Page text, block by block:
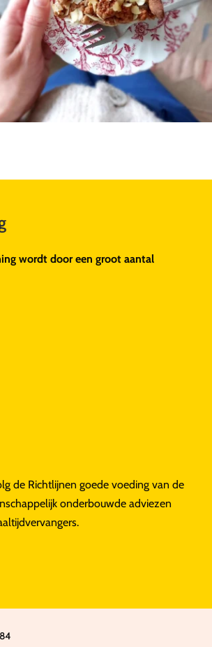
wordt door een groot aantal
de Richtlijnen goede voeding van de
onderbouwde adviezen